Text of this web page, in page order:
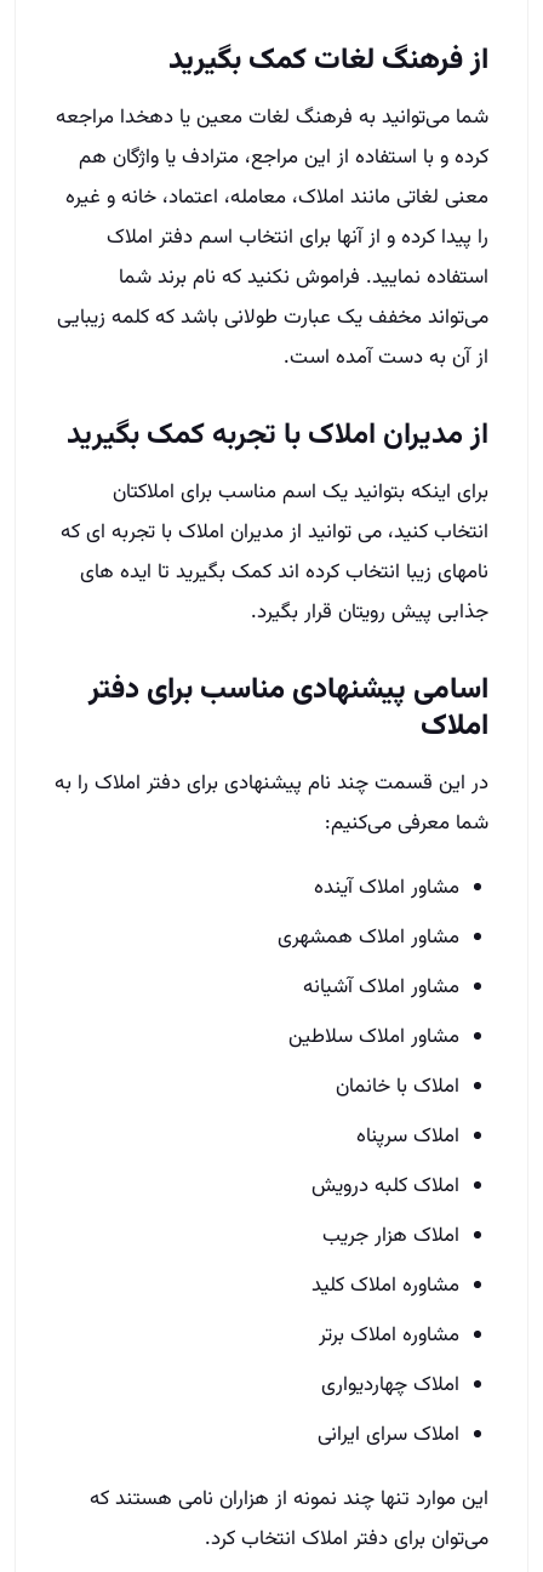
از فرهنگ لغات کمک بگیرید
شما می‌توانید به فرهنگ لغات معین یا دهخدا مراجعه
کرده و با استفاده از این مراجع، مترادف یا واژگان هم
معنی لغاتی مانند املاک، معامله، اعتماد، خانه و غیره
را پیدا کرده و از آنها برای انتخاب اسم دفتر املاک
استفاده نمایید. فراموش نکنید که نام برند شما
می‌تواند مخفف یک عبارت طولانی باشد که کلمه زیبایی
از آن به دست آمده است.
از مدیران املاک با تجربه کمک بگیرید
برای اینکه بتوانید یک اسم مناسب برای املاکتان
انتخاب کنید، می توانید از مدیران املاک با تجربه ای که
نامهای زیبا انتخاب کرده اند کمک بگیرید تا ایده های
جذابی پیش رویتان قرار بگیرد.
اسامی پیشنهادی مناسب برای دفتر
املاک
در این قسمت چند نام پیشنهادی برای دفتر املاک را به
شما معرفی می‌کنیم:
مشاور املاک آینده
مشاور املاک همشهری
مشاور املاک آشیانه
مشاور املاک سلاطین
املاک با خانمان
املاک سرپناه
املاک کلبه درویش
املاک هزار جریب
مشاوره املاک کلید
مشاوره املاک برتر
املاک چهاردیواری
املاک سرای ایرانی
این موارد تنها چند نمونه از هزاران نامی هستند که
می‌توان برای دفتر املاک انتخاب کرد.